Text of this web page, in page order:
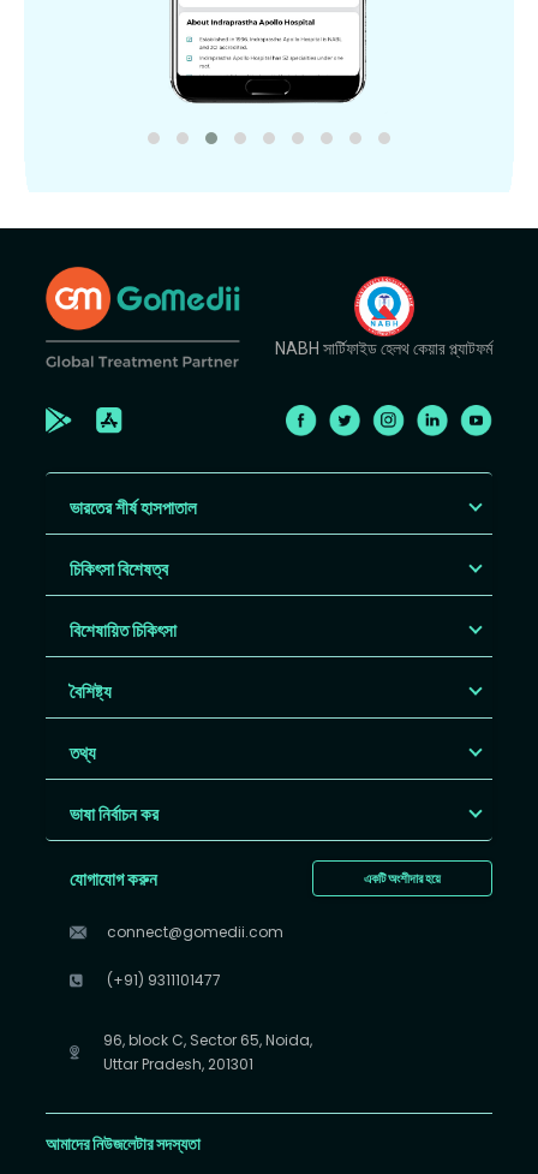
NABH সার্টিফাইড হেলথ কেয়ার প্ল্যাটফর্ম
ভারতের শীর্ষ হাসপাতাল
চিকিৎসা বিশেষত্ব
বিশেষায়িত চিকিৎসা
বৈশিষ্ট্য
তথ্য
ভাষা নির্বাচন কর
একটি অংশীদার হয়ে
যোগাযোগ করুন
connect@gomedii.com
(+91) 9311101477
96, block C, Sector 65, Noida,
Uttar Pradesh, 201301
আমাদের নিউজলেটার সদস্যতা